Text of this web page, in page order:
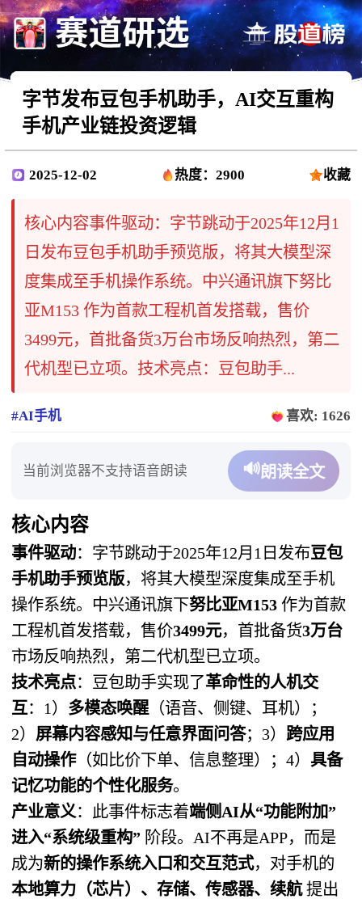
字节发布豆包手机助手，AI交互重构
手机产业链投资逻辑
2025-12-02 热度：2900 收藏
核心内容事件驱动：字节跳动于2025年12月1
日发布豆包手机助手预览版，将其大模型深
度集成至手机操作系统。中兴通讯旗下努比
亚M153​ 作为首款工程机首发搭载，售价
3499元，首批备货3万台市场反响热烈，第二
代机型已立项。技术亮点：豆包助手...
#AI手机 喜欢: 1626
当前浏览器不支持语音朗读 🔊朗读全文
核心内容
事件驱动：字节跳动于2025年12月1日发布豆包
手机助手预览版，将其大模型深度集成至手机
操作系统。中兴通讯旗下努比亚M153 ​ 作为首款
工程机首发搭载，售价3499元，首批备货3万台
市场反响热烈，第二代机型已立项。
技术亮点：豆包助手实现了革命性的人机交
互：1） 多模态唤醒 （语音、侧键、耳机）；
2） 屏幕内容感知与任意界面问答；3）跨应用
自动操作（如比价下单、信息整理）；4） 具备
记忆功能的个性化服务。
产业意义：此事件标志着端侧AI从“功能附加”
进入“系统级重构” ​ 阶段。AI不再是APP，而是
成为新的操作系统入口和交互范式，对手机的
本地算力（芯片）、存储、传感器、续航​ 提出